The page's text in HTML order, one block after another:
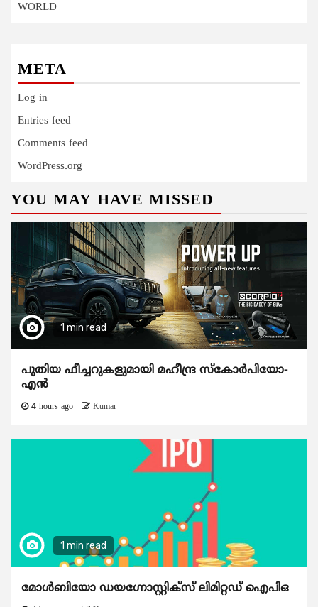
WORLD
META
Log in
Entries feed
Comments feed
WordPress.org
YOU MAY HAVE MISSED
1 min read
പുതിയ ഫീച്ചറുകളുമായി മഹീന്ദ്ര സ്കോർപിയോ-
എൻ
4 hours ago Kumar
1 min read
മോൾബിയോ ഡയഗ്നോസ്റ്റിക്സ് ലിമിറ്റഡ് ഐപിഒ